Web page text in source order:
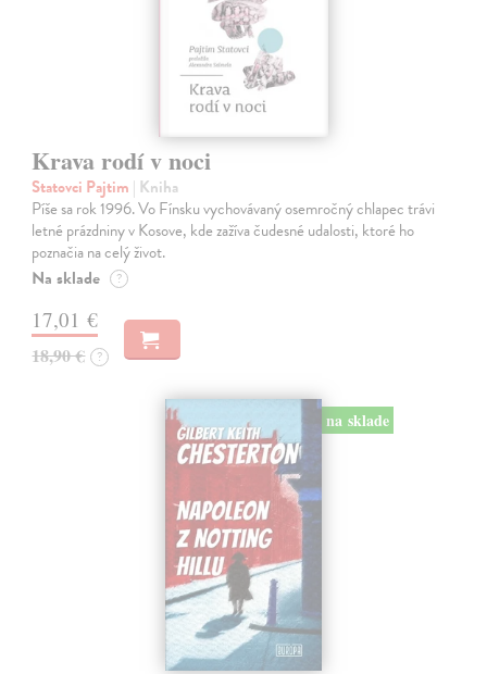
Krava rodí v noci
Statovci Pajtim | Kniha
Píše sa rok 1996. Vo Fínsku vychovávaný osemročný chlapec trávi
letné prázdniny v Kosove, kde zažíva čudesné udalosti, ktoré ho
poznačia na celý život.
Na sklade ?
17,01 €
18,90 € ?
na sklade